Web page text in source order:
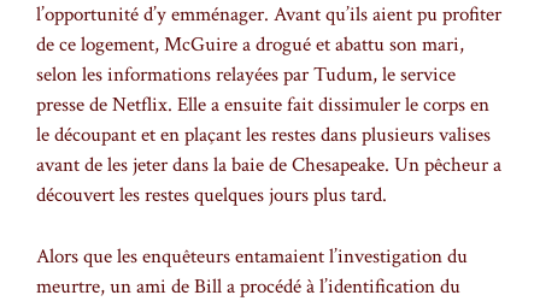
l’opportunité d’y emménager. Avant qu’ils aient pu profiter
de ce logement, McGuire a drogué et abattu son mari,
selon les informations relayées par Tudum, le service
presse de Netflix. Elle a ensuite fait dissimuler le corps en
le découpant et en plaçant les restes dans plusieurs valises
avant de les jeter dans la baie de Chesapeake. Un pêcheur a
découvert les restes quelques jours plus tard.
Alors que les enquêteurs entamaient l’investigation du
meurtre, un ami de Bill a procédé à l’identification du